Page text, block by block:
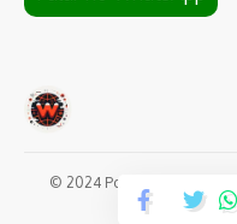
© 2024 Portal de notícias